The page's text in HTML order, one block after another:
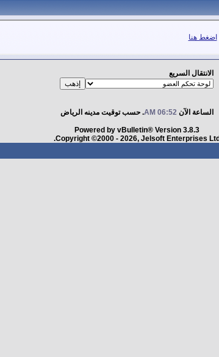
اضغط هنا
الانتقال السريع
الساعة الآن06:52 AM . حسب توقيت مدينه الرياض
Powered by vBulletin® Version 3.8.3
Copyright ©2000 - 2026, Jelsoft Enterprises Ltd.